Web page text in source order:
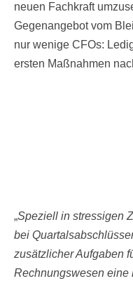
neuen Fachkraft
Gegenangebot vom
nur wenige CFOs:
ersten Maßnahmen
„Speziell in stressigen
bei
zusätzlicher Aufgaben
Rechnungswesen eine